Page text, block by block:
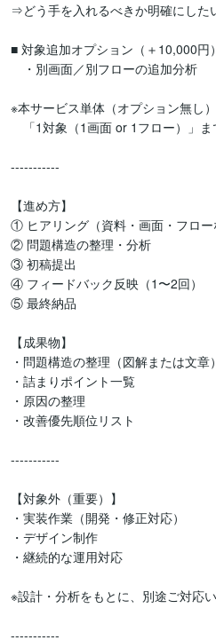
⇒どう手を入れるべきか明確にした
■ 対象追加オプション（＋10,000円）
・別画面／別フローの追加分析
※本サービス単体（オプション無し
「1対象（1画面 or 1フロー）」ま
-----------
【進め方】
① ヒアリング（資料・画面・フロー
② 問題構造の整理・分析
③ 初稿提出
④ フィードバック反映（1〜2回）
⑤ 最終納品
【成果物】
・問題構造の整理（図解または文章）
・詰まりポイント一覧
・原因の整理
・改善優先順位リスト
-----------
【対象外（重要）】
・実装作業（開発・修正対応）
・デザイン制作
・継続的な運用対応
※設計・分析をもとに、別途ご対応
-----------